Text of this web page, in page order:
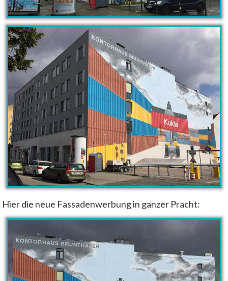
Hier die neue Fassadenwerbung in ganzer Pracht: